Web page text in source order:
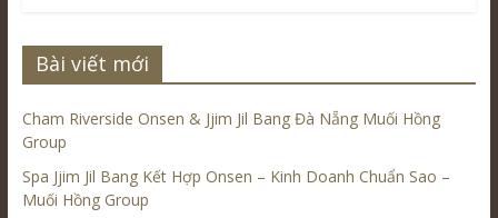
Bài viết mới
Cham Riverside Onsen & Jjim Jil Bang Đà Nẵng Muối Hồng
Group
Spa Jjim Jil Bang Kết Hợp Onsen – Kinh Doanh Chuẩn Sao –
Muối Hồng Group